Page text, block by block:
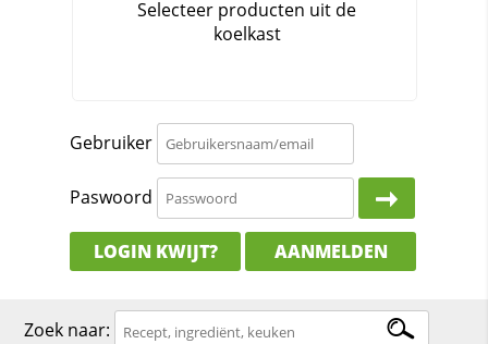
Gebruiker
Paswoord
LOGIN KWIJT? AANMELDEN
Zoek naar: